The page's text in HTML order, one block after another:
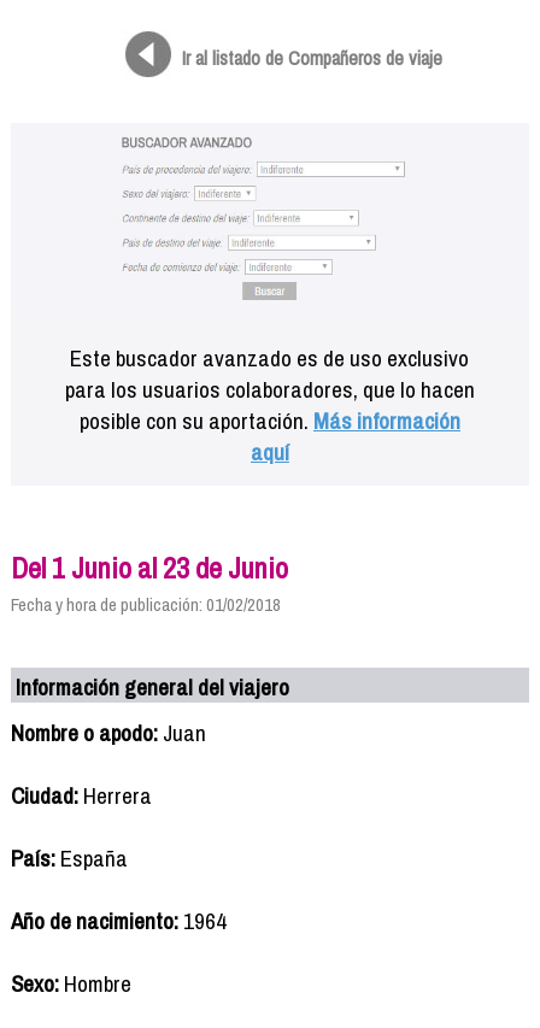
Ir al listado de Compañeros de viaje
Este buscador avanzado es de uso exclusivo
para los usuarios colaboradores, que lo hacen
posible con su aportación. Más información
aquí
Del 1 Junio al 23 de Junio
Fecha y hora de publicación: 01/02/2018
Información general del viajero
Nombre o apodo:Juan
Ciudad:Herrera
País:España
Año de nacimiento:1964
Sexo:Hombre